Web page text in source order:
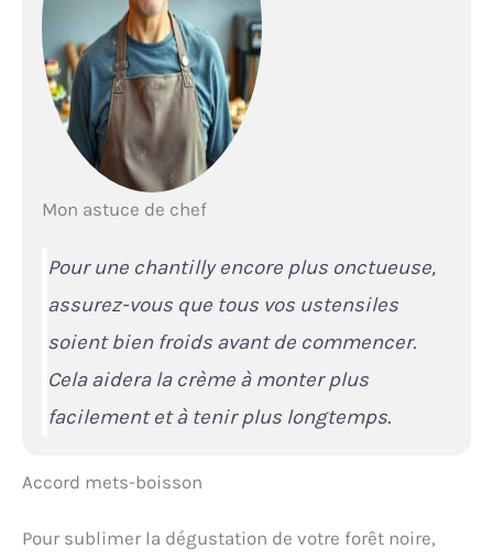
Mon astuce de chef
Pour une chantilly encore plus onctueuse,
assurez-vous que tous vos ustensiles
soient bien froids avant de commencer.
Cela aidera la crème à monter plus
facilement et à tenir plus longtemps.
Accord mets-boisson
Pour sublimer la dégustation de votre forêt noire,